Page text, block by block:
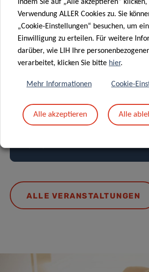
The impact of alcohol on
burden of cancer:
studies
EPIDEMIOLOGY &
Referent: Dr. Harriet Rumgay
ALLE VERANSTALTUNGEN
Indem Sie auf „Alle akzeptieren“
Verwendung ALLER Cookies zu. Sie
„Cookie-Einstellungen“ besuchen, um
Einwilligung zu erteilen. Für weitere
darüber, wie LIH Ihre
verarbeitet, klicken Sie bitte hier.
Mehr Informationen Cookie-
Alle akzeptieren Alle